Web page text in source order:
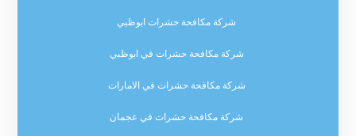
شركة مكافحة حشرات ابوظبي
شركة مكافحة حشرات في ابوظبي
شركة مكافحة حشرات في الامارات
شركة مكافحة حشرات في عجمان